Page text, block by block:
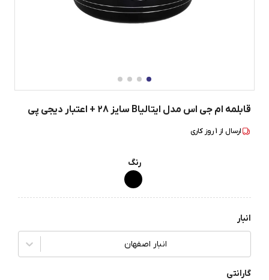
قابلمه ام جی اس مدل ایتالیاB سایز 28 + اعتبار دیجی پی
ارسال از 1روز کاری
رنگ
انبار
انبار اصفهان
گارانتی